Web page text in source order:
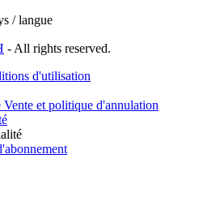
/ langue
- All rights reserved.
d'utilisation
et politique d'annulation